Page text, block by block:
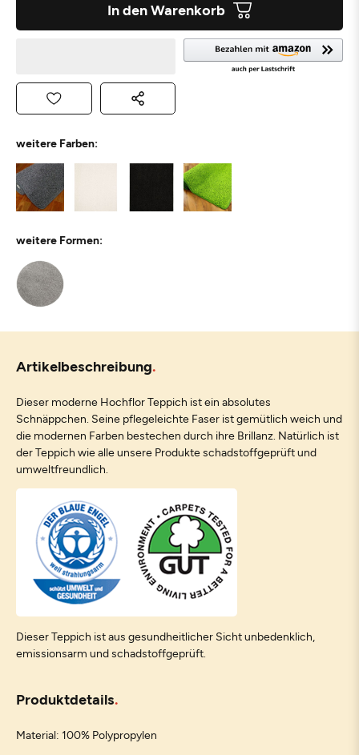
In den Warenkorb
weitere Farben:
weitere Formen:
Artikelbeschreibung
Dieser moderne Hochflor Teppich ist ein absolutes
Schnäppchen. Seine pflegeleichte Faser ist gemütlich weich und
die modernen Farben bestechen durch ihre Brillanz. Natürlich ist
der Teppich wie alle unsere Produkte schadstoffgeprüft und
umweltfreundlich.
Dieser Teppich ist aus gesundheitlicher Sicht unbedenklich,
emissionsarm und schadstoffgeprüft.
Produktdetails
Material: 100% Polypropylen